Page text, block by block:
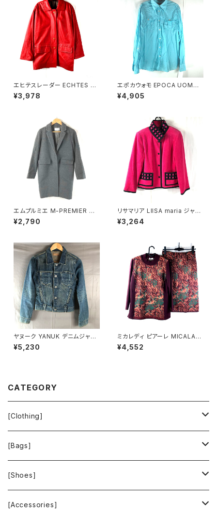
エヒテスレーダー ECHTES LE
DER ジャケット ヴィンテージ 内
側チェック柄 赤 36サイズ 900
¥3,978
エポカウォモ EPOCA UOMO
シャツ 長袖 綿100％ 水色 48
サイズ 921476
¥4,905
エムプルミエ M-PREMIER コ
ート 日本製 無地 スナップボタ
ン ポケット グレー 36サイズ 92
¥2,790
リサマリア LIISA maria ジャケ
ット 裏地花柄 綿 肩パット ピン
ク 900697
¥3,264
ヤヌーク YANUK デニムジャケ
ット Gジャン ロゴボタン ヴィン
テージ加工 ダメージ加工 イン
¥5,230
ミカレディ ピアーレ MICALAD
Y piare セットアップ ニット 花
柄 肩パッド ボルドー系 Mサイズ
¥4,552
CATEGORY
[Clothing]
Krochet Kids International
[Bags]
BAGGU
FOOD TEXTILE
[Shoes]
TOMS
[Accessories]